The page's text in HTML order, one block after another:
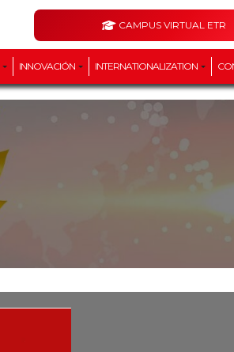
CAMPUS VIRTUAL ETR
INNOVACIÓN INTERNATIONALIZATION